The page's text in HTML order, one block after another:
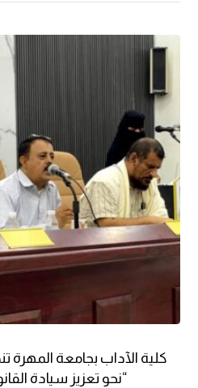
كلية الآداب بجامعة المهرة
“نحو تعزيز سيادة